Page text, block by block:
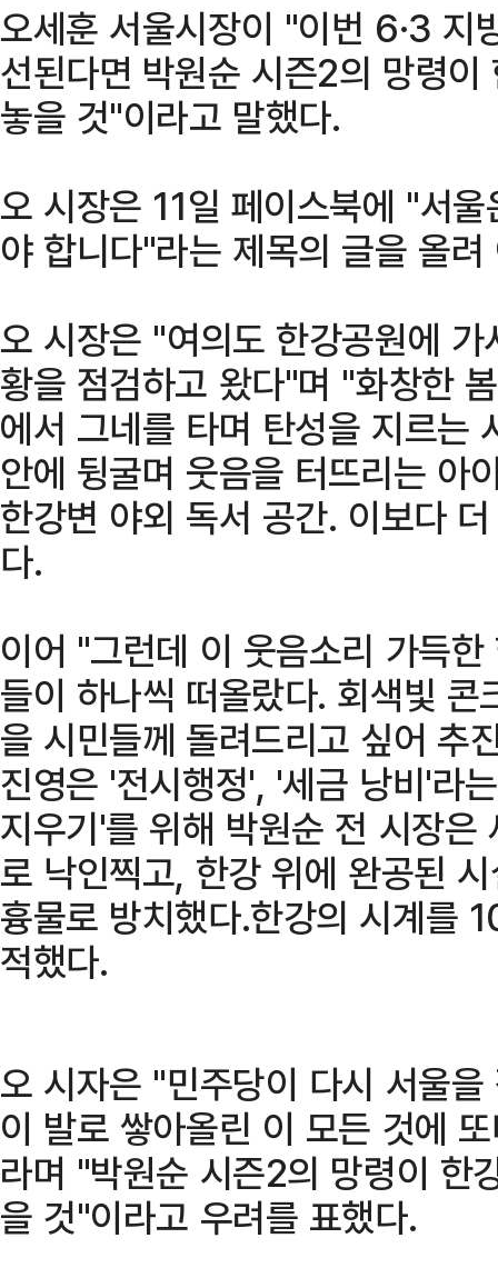
오세훈 서울시장이 "이번 6·3 지
선된다면 박원순 시즌2의 망령
놓을 것"이라고 말했다.
오 시장은 11일 페이스북에 "서
야 합니다"라는 제목의 글을 올
오 시장은 "여의도 한강공원에
황을 점검하고 왔다"며 "화창한
에서 그네를 타며 탄성을 지르는
안에 뒹굴며 웃음을 터뜨리는
한강변 야외 독서 공간. 이보다
다.
이어 "그런데 이 웃음소리 가득
들이 하나씩 떠올랐다. 회색빛
을 시민들께 돌려드리고 싶어 추
진영은 '전시행정', '세금 낭비'라
지우기'를 위해 박원순 전 시장
로 낙인찍고, 한강 위에 완공된
흉물로 방치했다.한강의 시계를
적했다.
오 시자은 "민주당이 다시 서울
이 발로 쌓아올린 이 모든 것에
라며 "박원순 시즌2의 망령이 한
을 것"이라고 우려를 표했다.